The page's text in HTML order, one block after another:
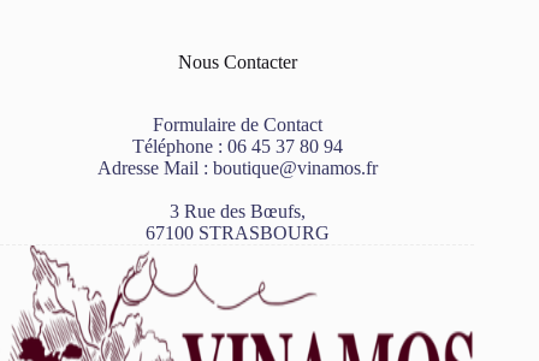
Nous Contacter
Formulaire de Contact
Téléphone : 06 45 37 80 94
Adresse Mail : boutique@vinamos.fr
3 Rue des Bœufs,
67100 STRASBOURG